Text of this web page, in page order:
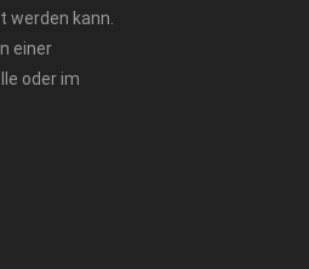
werden kann.
einer
oder im